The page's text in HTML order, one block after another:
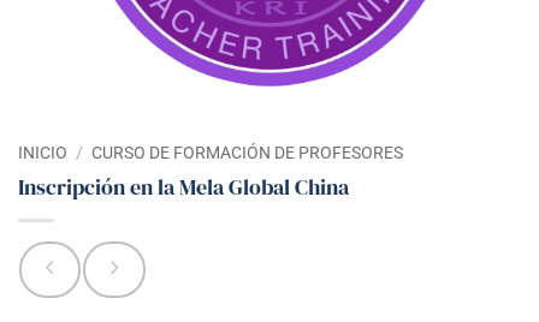
INICIO / CURSO DE FORMACIÓN DE PROFESORES
Inscripción en la Mela Global China